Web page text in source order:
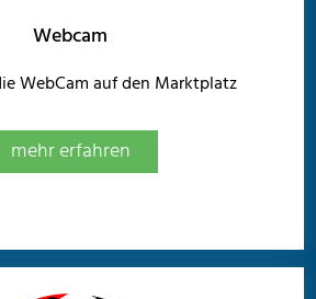
Webcam
WebCam auf den Marktplatz
mehr erfahren